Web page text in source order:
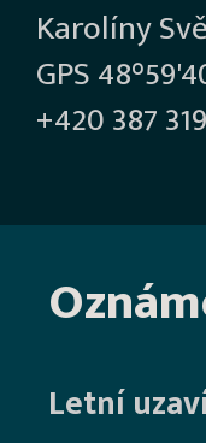
Karolíny
GPS
+420 387
Letní